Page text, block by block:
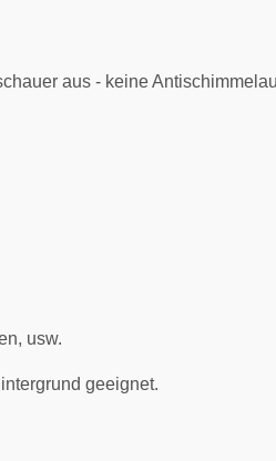
aus - keine
usw.
geeignet.